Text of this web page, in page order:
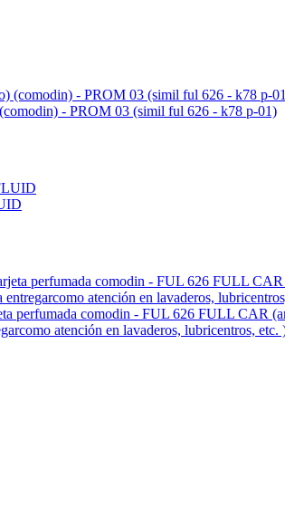
- PROM 03 (simil ful 626 - k78 p-01)
comodin - FUL 626 FULL CAR
atención en lavaderos, lubricentros, etc.